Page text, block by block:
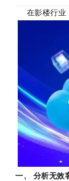
在影楼行业
一、 分析无效